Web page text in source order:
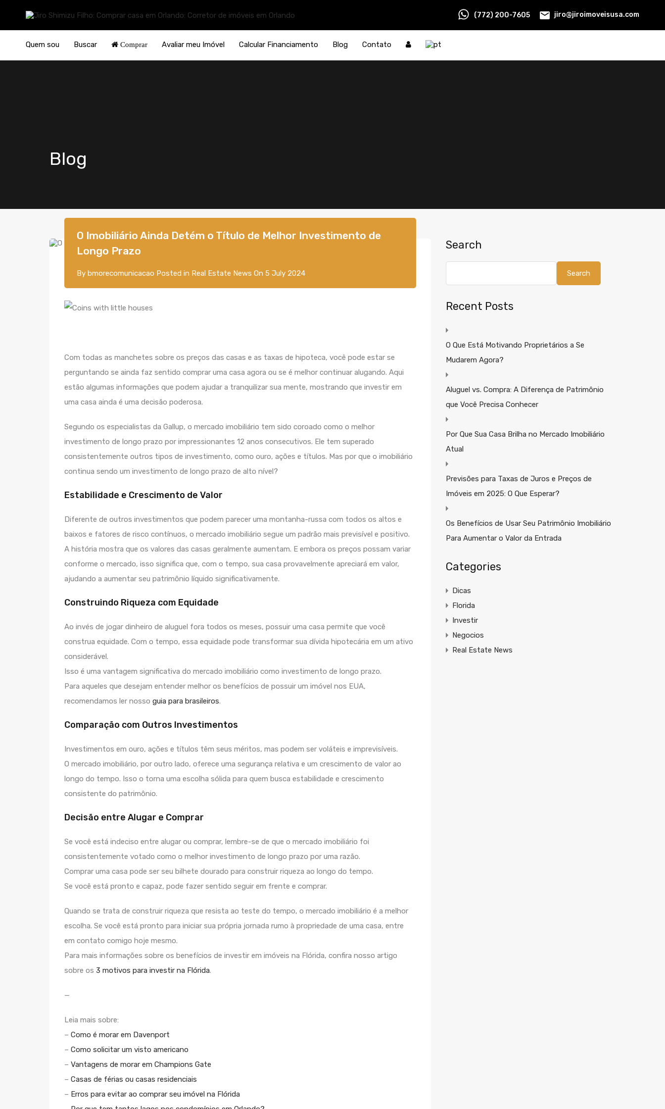
(772) 200-7605 jiro@jiroimoveisusa.com
Quem sou Buscar Comprar Avaliar meu Imóvel Calcular Financiamento Blog Contato
Blog
O Imobiliário Ainda Detém o Título de Melhor Investimento de
Longo Prazo
By bmorecomunicacao Posted in Real Estate News On 5 July 2024
Com todas as manchetes sobre os preços das casas e as taxas de hipoteca, você pode estar se
perguntando se ainda faz sentido comprar uma casa agora ou se é melhor continuar alugando. Aqui
estão algumas informações que podem ajudar a tranquilizar sua mente, mostrando que investir em
uma casa ainda é uma decisão poderosa.
Segundo os especialistas da Gallup, o mercado imobiliário tem sido coroado como o melhor
investimento de longo prazo por impressionantes 12 anos consecutivos. Ele tem superado
consistentemente outros tipos de investimento, como ouro, ações e títulos. Mas por que o imobiliário
continua sendo um investimento de longo prazo de alto nível?
Estabilidade e Crescimento de Valor
Diferente de outros investimentos que podem parecer uma montanha-russa com todos os altos e
baixos e fatores de risco contínuos, o mercado imobiliário segue um padrão mais previsível e positivo.
A história mostra que os valores das casas geralmente aumentam. E embora os preços possam variar
conforme o mercado, isso significa que, com o tempo, sua casa provavelmente apreciará em valor,
ajudando a aumentar seu patrimônio líquido significativamente.
Construindo Riqueza com Equidade
Ao invés de jogar dinheiro de aluguel fora todos os meses, possuir uma casa permite que você
construa equidade. Com o tempo, essa equidade pode transformar sua dívida hipotecária em um ativo
considerável.
Isso é uma vantagem significativa do mercado imobiliário como investimento de longo prazo.
Para aqueles que desejam entender melhor os benefícios de possuir um imóvel nos EUA,
recomendamos ler nosso guia para brasileiros.
Comparação com Outros Investimentos
Investimentos em ouro, ações e títulos têm seus méritos, mas podem ser voláteis e imprevisíveis.
O mercado imobiliário, por outro lado, oferece uma segurança relativa e um crescimento de valor ao
longo do tempo. Isso o torna uma escolha sólida para quem busca estabilidade e crescimento
consistente do patrimônio.
Decisão entre Alugar e Comprar
Se você está indeciso entre alugar ou comprar, lembre-se de que o mercado imobiliário foi
consistentemente votado como o melhor investimento de longo prazo por uma razão.
Comprar uma casa pode ser seu bilhete dourado para construir riqueza ao longo do tempo.
Se você está pronto e capaz, pode fazer sentido seguir em frente e comprar.
Quando se trata de construir riqueza que resista ao teste do tempo, o mercado imobiliário é a melhor
escolha. Se você está pronto para iniciar sua própria jornada rumo à propriedade de uma casa, entre
em contato comigo hoje mesmo.
Para mais informações sobre os benefícios de investir em imóveis na Flórida, confira nosso artigo
sobre os 3 motivos para investir na Flórida.
—
Leia mais sobre:
– Como é morar em Davenport
– Como solicitar um visto americano
– Vantagens de morar em Champions Gate
– Casas de férias ou casas residenciais
– Erros para evitar ao comprar seu imóvel na Flórida
Search
Search
Recent Posts
O Que Está Motivando Proprietários a Se
Mudarem Agora?
Aluguel vs. Compra: A Diferença de Patrimônio
que Você Precisa Conhecer
Por Que Sua Casa Brilha no Mercado Imobiliário
Atual
Previsões para Taxas de Juros e Preços de
Imóveis em 2025: O Que Esperar?
Os Benefícios de Usar Seu Patrimônio Imobiliário
Para Aumentar o Valor da Entrada
Categories
Dicas
Florida
Investir
Negocios
Real Estate News